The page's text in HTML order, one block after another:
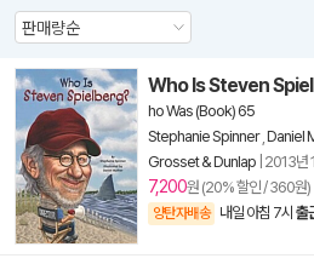
Who Is Steven
ho Was (Book) 65
Stephanie Spinner, Daniel
Grosset & Dunlap 2013년
7,200원 (20% 할인 / 360원)
양탄자배송 내일 아침 7시 출